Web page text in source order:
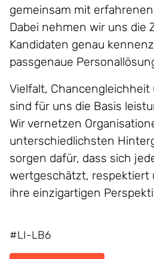
gemeinsam mit
Dabei nehmen wir uns die
Kandidaten genau
passgenaue
Vielfalt, Chancengleichheit
sind für uns die Basis
Wir vernetzen
unterschiedlichsten
sorgen dafür, dass sich
wertgeschätzt, respektiert
ihre einzigartigen
#LI-LB6